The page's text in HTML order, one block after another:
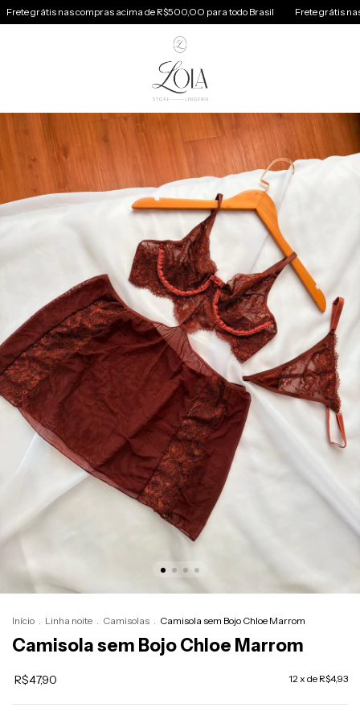
nas compras acima de R$500,OO para todo Brasil Frete grátis nas compras
Início . Linha noite . Camisolas . Camisola sem Bojo Chloe Marrom
Camisola sem Bojo Chloe Marrom
R$47,90 12x de R$4,93